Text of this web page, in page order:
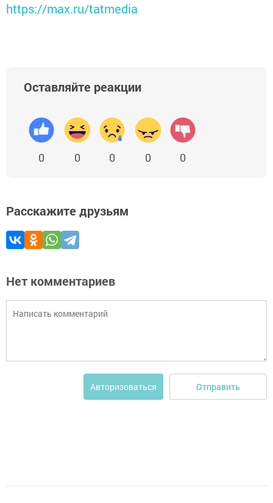
https://max.ru/tatmedia
Оставляйте реакции
0 0 0 0 0
Расскажите друзьям
Нет комментариев
Авторизоваться Отправить